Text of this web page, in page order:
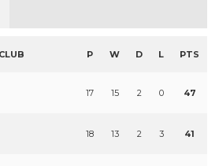
CLUB P W D L PTS
17 15 2 0 47
18 13 2 3 41